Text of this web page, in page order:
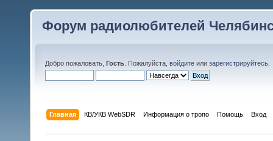
Форум радиолюбителей
Добро пожаловать, Гость . Пожалуйста, войдите или зарегистрируйтесь
Главная КВ/УКВ WebSDR Информация о тропо Помощь Вход